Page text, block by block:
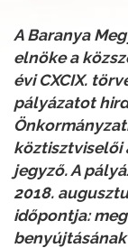
A Baranya
elnöke a
évi CXCIX.
pályázatot
köztisztviselői
jegyző. A
2018.
időpontja: